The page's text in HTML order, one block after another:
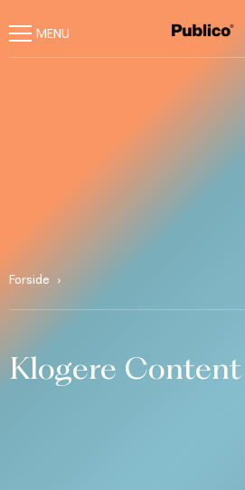
Forside
Klogere Content